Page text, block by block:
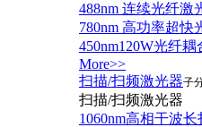
488nm 连续光纤激
780nm 高功率超快
450nm120W光纤耦
More>>
扫描/扫频激光器子
扫描/扫频激光器
1060nm高相干波